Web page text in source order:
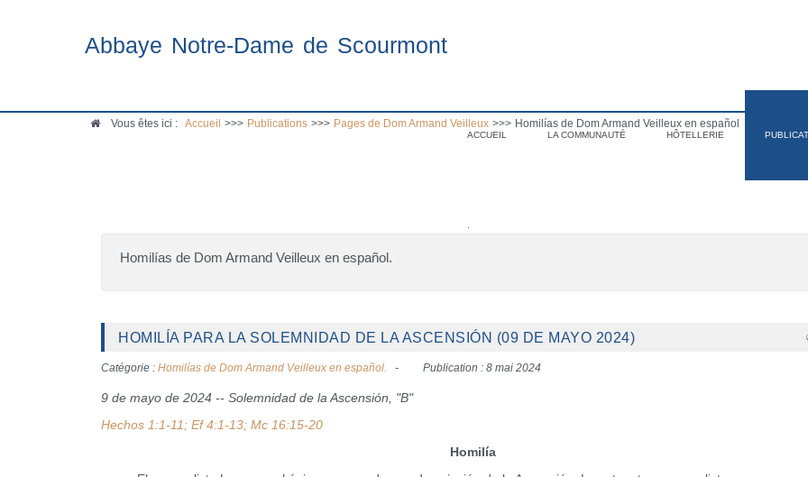
Abbaye Notre-Dame de Scourmont
ACCUEIL LA COMMUNAUTÉ HÔTELLERIE
Vous êtes ici : Accueil >>> Publications >>> Pages de Dom Armand Veilleux >>> Homilías de Dom Armand Veilleux en español
Homilías de Dom Armand Veilleux en español.
HOMILÍA PARA LA SOLEMNIDAD DE LA ASCENSIÓN (09 DE MAYO 2024)
Catégorie : Homilías de Dom Armand Veilleux en español. Publication : 8 mai 2024
9 de mayo de 2024 -- Solemnidad de la Ascensión, "B"
Hechos 1:1-11; Ef 4:1-13; Mc 16:15-20
Homilía